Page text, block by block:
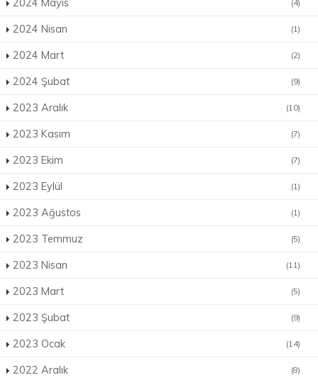
2024 Mayıs (4)
2024 Nisan (1)
2024 Mart (2)
2024 Şubat (9)
2023 Aralık (10)
2023 Kasım (7)
2023 Ekim (7)
2023 Eylül (1)
2023 Ağustos (1)
2023 Temmuz (5)
2023 Nisan (11)
2023 Mart (5)
2023 Şubat (9)
2023 Ocak (14)
2022 Aralık (8)